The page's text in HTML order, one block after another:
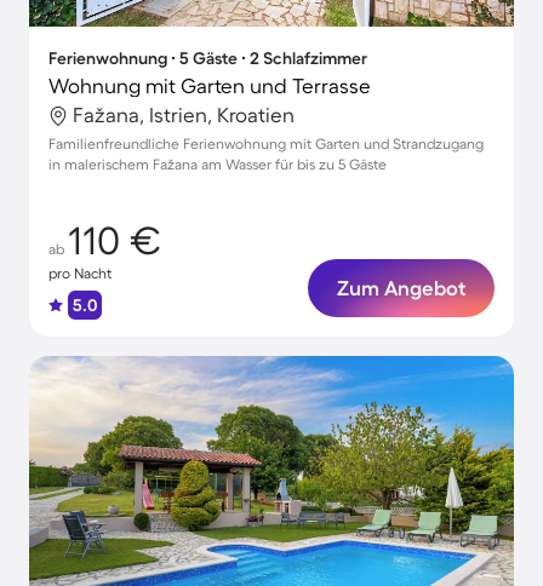
Ferienwohnung ∙ 5 Gäste ∙ 2 Schlafzimmer
Wohnung mit Garten und Terrasse
Fažana, Istrien, Kroatien
Familienfreundliche Ferienwohnung mit Garten und Strandzugang
in malerischem Fažana am Wasser für bis zu 5 Gäste
ab 110 €
pro Nacht
5.0
Zum Angebot